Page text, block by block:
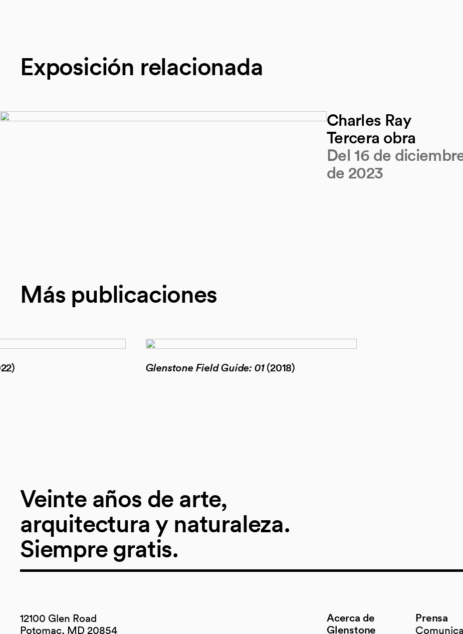
Exposición relacionada
Charles Ray
Tercera obra
Del 16 de
de 2023
Más publicaciones
Glenstone Field Guide: 01 (2018)
Veinte años de arte,
arquitectura y naturaleza.
Siempre gratis.
12100 Glen Road
Potomac, MD 20854
Acerca de
Glenstone
Prensa